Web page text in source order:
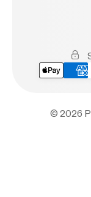
© 2026